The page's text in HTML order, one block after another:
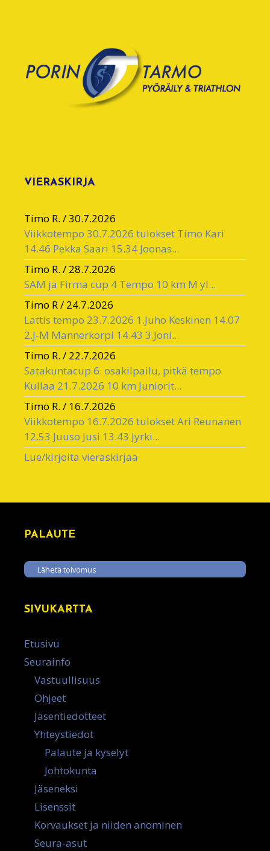
VIERASKIRJA
Timo R. /30.7.2026
Viikkotempo 30.7.2026 tulokset Timo Kari
14.46 Pekka Saari 15.34 Joonas...
Timo R. / 28.7.2026
SAM ja Firma cup 4 Tempo 10 km M yl...
Timo R/ 24.7.2026
Lattis tempo 23.7.2026 1.Juho Keskinen 14.07
2.J-M Mannerkorpi 14.43 3.Joni...
Timo R. / 22.7.2026
Satakuntacup 6. osakilpailu, pitkä tempo
Kullaa 21.7.2026 10 km Juniorit...
Timo R. / 16.7.2026
Viikkotempo 16.7.2026 tulokset Ari Reunanen
12.53 Juuso Jusi 13.43 Jyrki...
Lue/kirjoita vieraskirjaa
PALAUTE
Lähetä toivomus
SIVUKARTTA
Etusivu
Seurainfo
Vastuullisuus
Ohjeet
Jäsentiedotteet
Yhteystiedot
Palaute ja kyselyt
Johtokunta
Jäseneksi
Lisenssit
Korvaukset ja niiden anominen
Seura-asut